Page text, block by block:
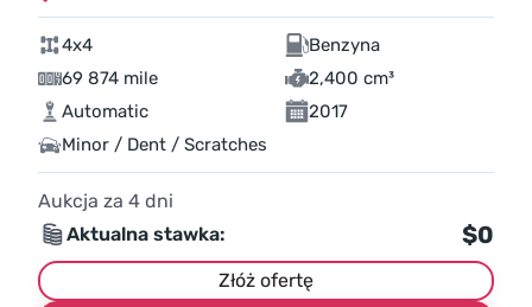
4x4
Benzyna
69 874 mile
2,400 cm³
Automatic
2017
Minor / Dent / Scratches
Aukcja za 4 dni
Aktualna stawka:
$0
Złóż ofertę